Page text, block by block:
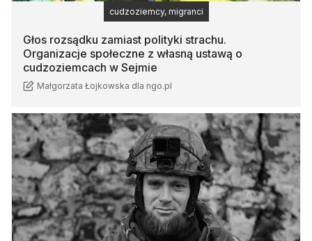
Głos rozsądku zamiast polityki strachu.
Organizacje społeczne z własną ustawą o
cudzoziemcach w Sejmie
Małgorzata Łojkowska dla ngo.pl
cudzoziemcy, migranci